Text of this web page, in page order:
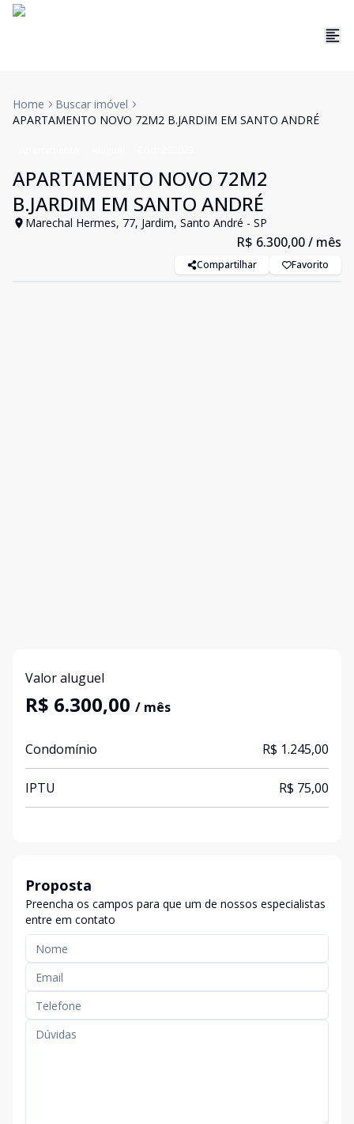
Home
Buscar imóvel
APARTAMENTO NOVO 72M2 B.JARDIM EM SANTO ANDRÉ
APARTAMENTO NOVO 72M2
B.JARDIM EM SANTO ANDRÉ
Marechal Hermes, 77, Jardim, Santo André - SP
R$ 6.300,00/ mês
Compartilhar Favorito
Valor aluguel
R$ 6.300,00 / mês
Condomínio R$ 1.245,00
IPTU R$ 75,00
Proposta
Preencha os campos para que um de nossos especialistas
entre em contato